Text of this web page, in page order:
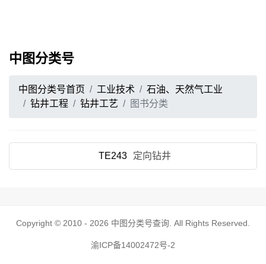
中图分类号
中图分类号首页 工业技术
石油、天然气工业
钻井工程
钻井工艺 图书分类
TE243 定向钻井
Copyright © 2010 - 2026 中图分类号查询 . All Rights Reserved.
渝ICP备14002472号-2